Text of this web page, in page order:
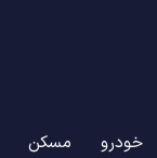
خودرو مسکن